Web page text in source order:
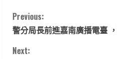
C
o
Previous:
警分局長前進嘉南廣播電臺
Next: